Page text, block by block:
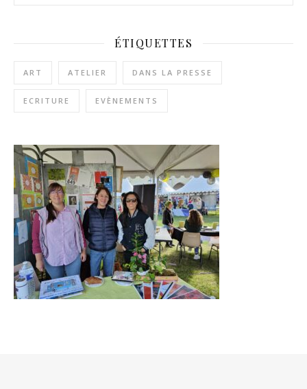
ÉTIQUETTES
ART ATELIER DANS LA PRESSE
ECRITURE EVÈNEMENTS